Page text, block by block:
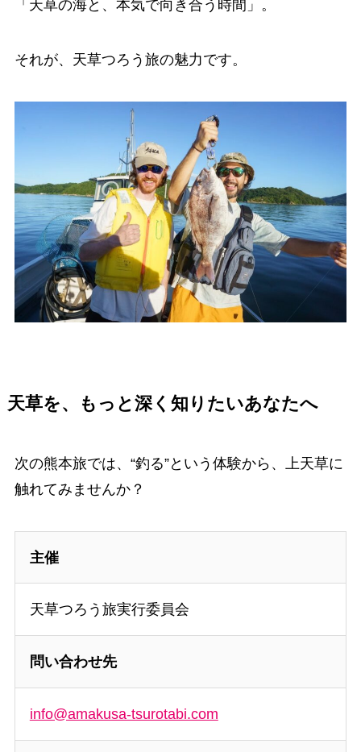
「天草の海と、本気で向き合う時間」。
それが、天草つろう旅の魅力です。
天草を、もっと深く知りたいあなたへ
次の熊本旅では、“釣る”という体験から、上天草に
触れてみませんか？
主催
天草つろう旅実行委員会
問い合わせ先
info@amakusa-tsurotabi.com